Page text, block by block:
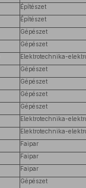
Építészet
Építészet
Gépészet
Gépészet
Elektrotechnika-
Gépészet
Gépészet
Gépészet
Gépészet
Elektrotechnika-
Elektrotechnika-
Faipar
Faipar
Faipar
Gépészet